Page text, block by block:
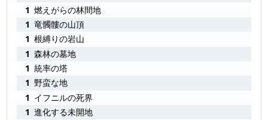
1 燃えがらの林間地
1 竜髑髏の山頂
1 根縛りの岩山
1 森林の墓地
1 統率の塔
1 野蛮な地
1 イフニルの死界
1 進化する未開地